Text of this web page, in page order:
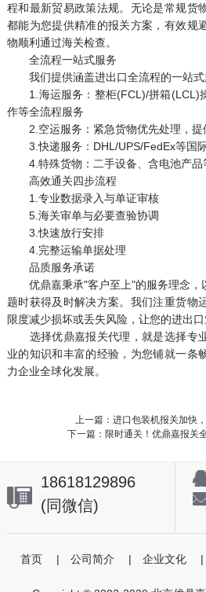
程和最新贸易政策法规。无论是常规货
都能为您提供精准的报关方案，有效规
物顺利通过海关检查。
全流程一站式服务
我们提供涵盖进出口全流程的一站式
1.海运服务：整柜(FCL)/拼箱(LCL)操
作等全流程服务
2.空运服务：紧急货物优先处理，提
3.快递服务：DHL/UPS/FedEx等国
4.特殊货物：二手设备、含电池产品
高效通关四步流程
1.专业数据录入与单证审核
5.海关审单与必要查验协调
3.快速放行安排
4.完整运输单据处理
品质服务承诺
优鼎嘉秉承"客户至上"的服务理念，
题时获得及时解决方案。我们注重货物
限度减少损坏或丢失风险，让您的进出口
选择优鼎嘉报关代理，就是选择专
业的知识和丰富的经验，为您铺就一条
力企业全球化发展。
上一篇：进口包装机报关加快
下一篇：限时通关！优鼎嘉报关
18618129896
(同微信)
首页 | 公司简介 | 企业文化